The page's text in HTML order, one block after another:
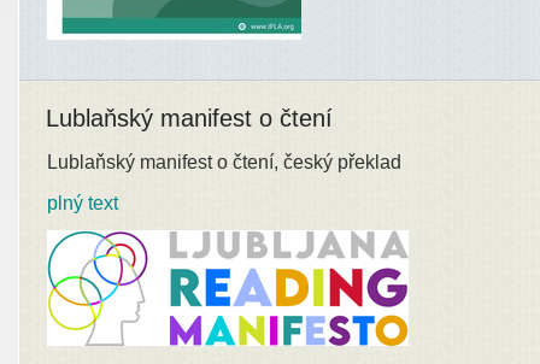
Lublaňský manifest o čtení
Lublaňský manifest o čtení, český překlad
plný text